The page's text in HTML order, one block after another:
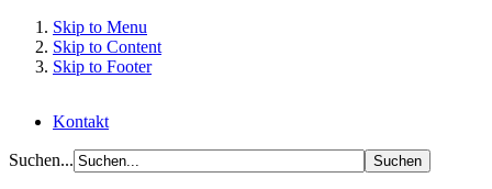
Skip to Menu
Skip to Content
Skip to Footer
Kontakt
Suchen...